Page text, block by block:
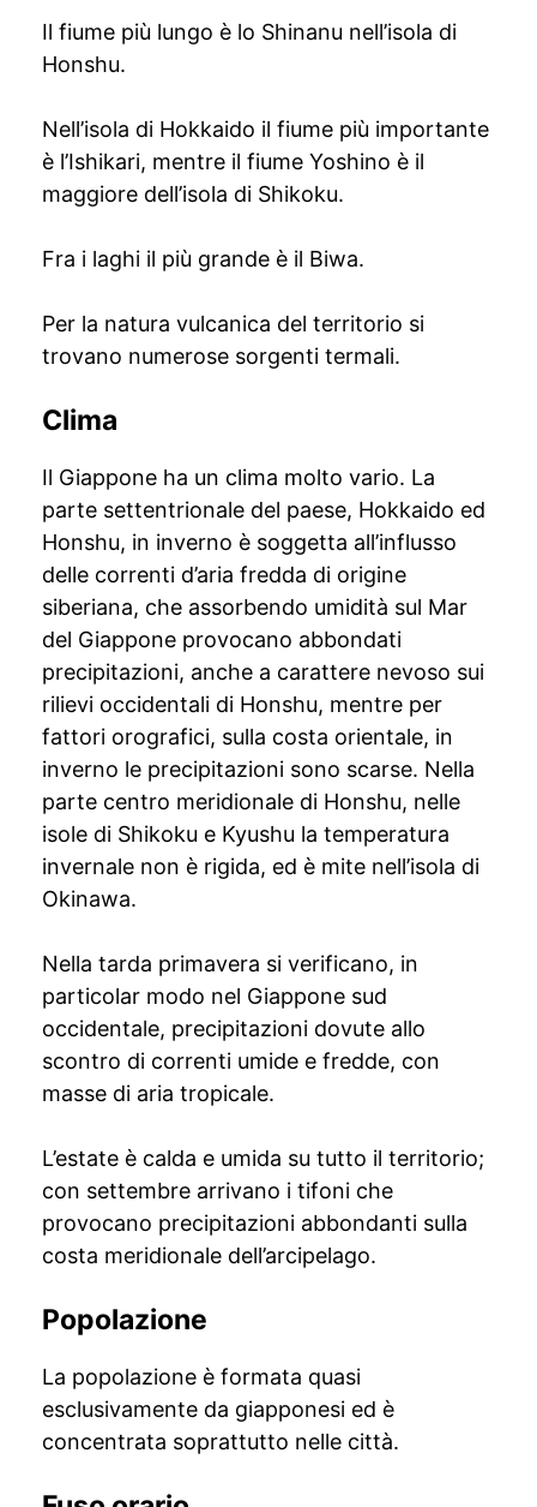
Il fiume più lungo è lo Shinanu nell’isola di
Honshu.
Nell’isola di Hokkaido il fiume più importante
è l’Ishikari, mentre il fiume Yoshino è il
maggiore dell’isola di Shikoku.
Fra i laghi il più grande è il Biwa.
Per la natura vulcanica del territorio si
trovano numerose sorgenti termali.
Clima
Il Giappone ha un clima molto vario. La
parte settentrionale del paese, Hokkaido ed
Honshu, in inverno è soggetta all’influsso
delle correnti d’aria fredda di origine
siberiana, che assorbendo umidità sul Mar
del Giappone provocano abbondati
precipitazioni, anche a carattere nevoso sui
rilievi occidentali di Honshu, mentre per
fattori orografici, sulla costa orientale, in
inverno le precipitazioni sono scarse. Nella
parte centro meridionale di Honshu, nelle
isole di Shikoku e Kyushu la temperatura
invernale non è rigida, ed è mite nell’isola di
Okinawa.
Nella tarda primavera si verificano, in
particolar modo nel Giappone sud
occidentale, precipitazioni dovute allo
scontro di correnti umide e fredde, con
masse di aria tropicale.
L’estate è calda e umida su tutto il territorio;
con settembre arrivano i tifoni che
provocano precipitazioni abbondanti sulla
costa meridionale dell’arcipelago.
Popolazione
La popolazione è formata quasi
esclusivamente da giapponesi ed è
concentrata soprattutto nelle città.